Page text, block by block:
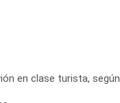
en clase turista,